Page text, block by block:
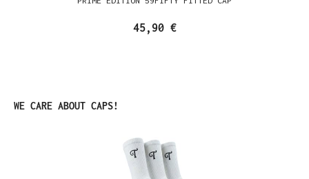
45,90 €
Produktgalerie überspringen
WE CARE ABOUT CAPS!